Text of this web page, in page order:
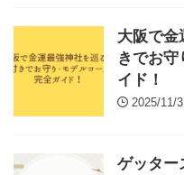
大阪で金
きでお
イド！
2025/11/3
ゲッター